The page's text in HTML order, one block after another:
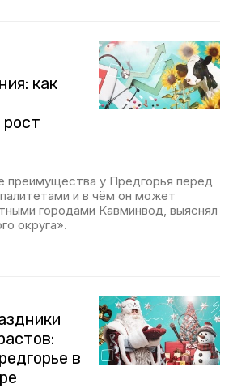
как
рост
преимущества у Предгорья перед
и в чём он может
городами Кавминвод, выяснял
округа».
в